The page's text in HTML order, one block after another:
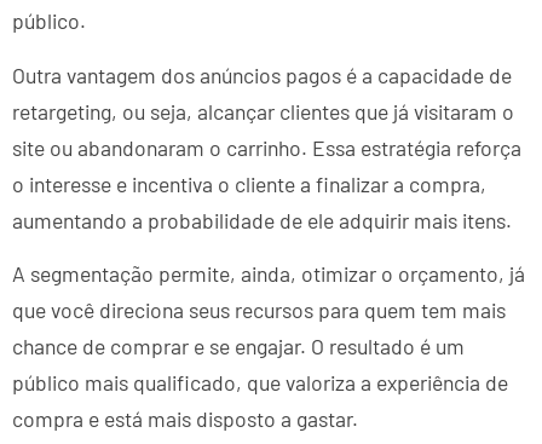
público.
Outra vantagem dos anúncios pagos é a capacidade de
retargeting, ou seja, alcançar clientes que já visitaram o
site ou abandonaram o carrinho. Essa estratégia reforça
o interesse e incentiva o cliente a finalizar a compra,
aumentando a probabilidade de ele adquirir mais itens.
A segmentação permite, ainda, otimizar o orçamento, já
que você direciona seus recursos para quem tem mais
chance de comprar e se engajar. O resultado é um
público mais qualificado, que valoriza a experiência de
compra e está mais disposto a gastar.